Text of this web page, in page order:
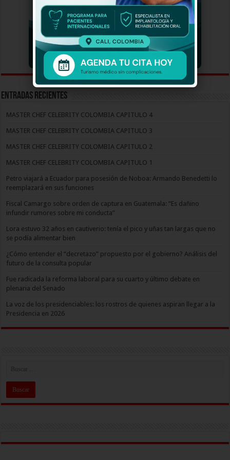
Entradas recientes
MASTER CHEF CELEBRITY COLOMBIA CAPITULO 4
MASTER CHEF CELEBRITY COLOMBIA CAPITULO 3
MASTER CHEF CELEBRITY COLOMBIA CAPITULO 2
MASTER CHEF CELEBRITY COLOMBIA CAPITULO 1
Petro viajará a Ecuador para posesión de Noboa: Armando Benedetti lo
reemplazará en sus funciones
Fiscal Camargo sobre orden de captura en Guatemala: “Es dañino
infundir rumores sobre mi conducta”
Lora estuvo 32 años en cautiverio: tenía el pico y uñas tan largas que no
se podía alimentar bien
¿Cómo entender el “decretazo” propuesto por el gobierno? Análisis del
futuro de la consulta popular
Fue radicada la reforma laboral para su cuarto y último debate en
plenaria del Senado
La voz de los presidenciables: los rostros de quienes aspiran llegar a la
Presidencia en 2026